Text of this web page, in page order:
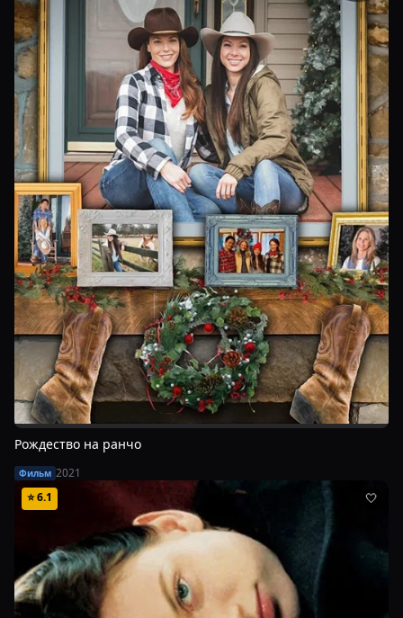
Рождество на ранчо
Фильм 2021
⭐6.1 🤍